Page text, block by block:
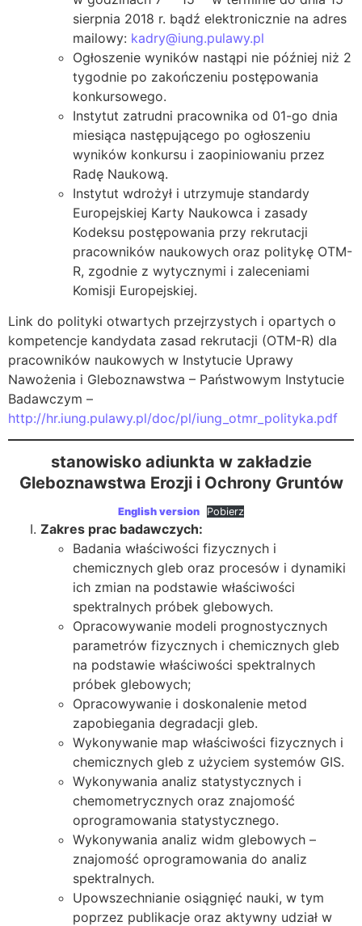
sierpnia 2018 r. bądź elektronicznie na adres
mailowy: kadry@iung.pulawy.pl
Ogłoszenie wyników nastąpi nie później niż 2
tygodnie po zakończeniu postępowania
konkursowego.
Instytut zatrudni pracownika od 01-go dnia
miesiąca następującego po ogłoszeniu
wyników konkursu i zaopiniowaniu przez
Radę Naukową.
Instytut wdrożył i utrzymuje standardy
Europejskiej Karty Naukowca i zasady
Kodeksu postępowania przy rekrutacji
pracowników naukowych oraz politykę OTM-
R, zgodnie z wytycznymi i zaleceniami
Komisji Europejskiej.
Link do polityki otwartych przejrzystych i opartych o
kompetencje kandydata zasad rekrutacji (OTM-R) dla
pracowników naukowych w Instytucie Uprawy
Nawożenia i Gleboznawstwa – Państwowym Instytucie
Badawczym –
http://hr.iung.pulawy.pl/doc/pl/iung_otmr_polityka.pdf
stanowisko adiunkta w zakładzie
Gleboznawstwa Erozji i Ochrony Gruntów
English version Pobierz
Zakres prac badawczych:
Badania właściwości fizycznych i
chemicznych gleb oraz procesów i dynamiki
ich zmian na podstawie właściwości
spektralnych próbek glebowych.
Opracowywanie modeli prognostycznych
parametrów fizycznych i chemicznych gleb
na podstawie właściwości spektralnych
próbek glebowych;
Opracowywanie i doskonalenie metod
zapobiegania degradacji gleb.
Wykonywanie map właściwości fizycznych i
chemicznych gleb z użyciem systemów GIS.
Wykonywania analiz statystycznych i
chemometrycznych oraz znajomość
oprogramowania statystycznego.
Wykonywania analiz widm glebowych –
znajomość oprogramowania do analiz
spektralnych.
Upowszechnianie osiągnięć nauki, w tym
poprzez publikacje oraz aktywny udział w